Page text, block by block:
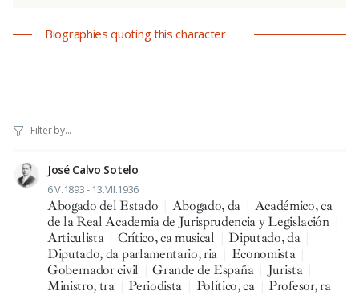
Biographies quoting this character
José Calvo Sotelo
6.V.1893 - 13.VII.1936
Abogado del Estado Abogado, da
Académico, ca
de la Real Academia de Jurisprudencia y Legislación
Articulista
Crítico, ca musical Diputado, da
Diputado, da parlamentario, ria
Economista
Gobernador civil
Grande de España Jurista
Ministro, tra
Periodista Político, ca Profesor, ra